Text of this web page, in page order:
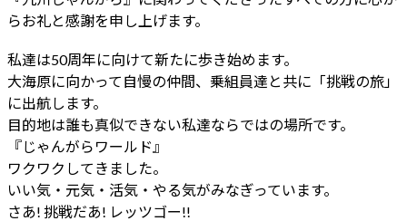
らお礼と感謝を申し上げます。
私達は50周年に向けて新たに歩き始めます。
大海原に向かって自慢の仲間、乗組員達と共に「挑戦の旅」
に出航します。
目的地は誰も真似できない私達ならではの場所です。
『じゃんがらワールド』
ワクワクしてきました。
いい気・元気・活気・やる気がみなぎっています。
さあ! 挑戦だあ! レッツゴー!!